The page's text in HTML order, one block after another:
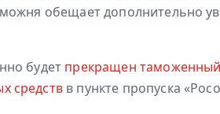
обещает дополнительно
будет прекращен
средствв пункте пропуска